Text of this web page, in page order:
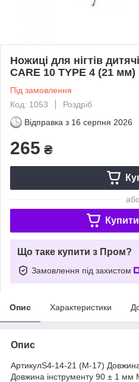
Ножиці для нігтів
CARE 10 TYPE 4 (21 мм)
Під замовлення
Код: 1053
Роздріб
Відправка з 16 серпня 2026
265 ₴
або
Що таке купити з Пром?
Замовлення під захистом
Опис Характеристики
Опис
АртикулЅ4-14-21 (М-17)
Довжина інструменту 90 ± 1 мм